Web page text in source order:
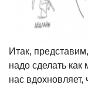
Итак,
надо сделать
нас вдохновляет,